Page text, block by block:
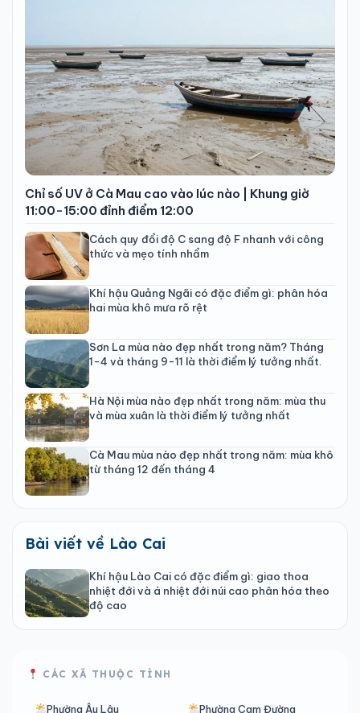
Chỉ số UV ở Cà Mau cao vào lúc nào | Khung giờ
11:00-15:00 đỉnh điểm 12:00
Cách quy đổi độ C sang độ F nhanh với công
thức và mẹo tính nhẩm
Khí hậu Quảng Ngãi có đặc điểm gì: phân hóa
hai mùa khô mưa rõ rệt
Sơn La mùa nào đẹp nhất trong năm? Tháng
1-4 và tháng 9-11 là thời điểm lý tưởng nhất.
Hà Nội mùa nào đẹp nhất trong năm: mùa thu
và mùa xuân là thời điểm lý tưởng nhất
Cà Mau mùa nào đẹp nhất trong năm: mùa khô
từ tháng 12 đến tháng 4
Bài viết về Lào Cai
Khí hậu Lào Cai có đặc điểm gì: giao thoa
nhiệt đới và á nhiệt đới núi cao phân hóa theo
độ cao
CÁC XÃ THUỘC TỈNH
Phường Âu Lâu Phường Cam Đường